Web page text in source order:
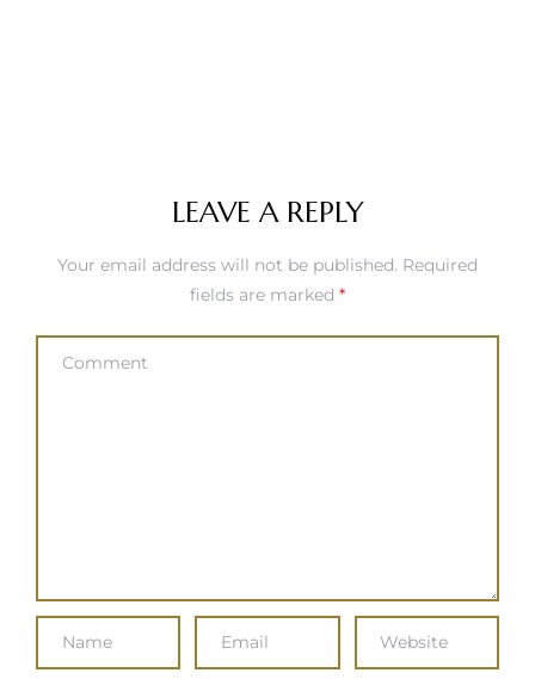
LEAVE A REPLY
Your email address will not be published. Required
fields are marked *